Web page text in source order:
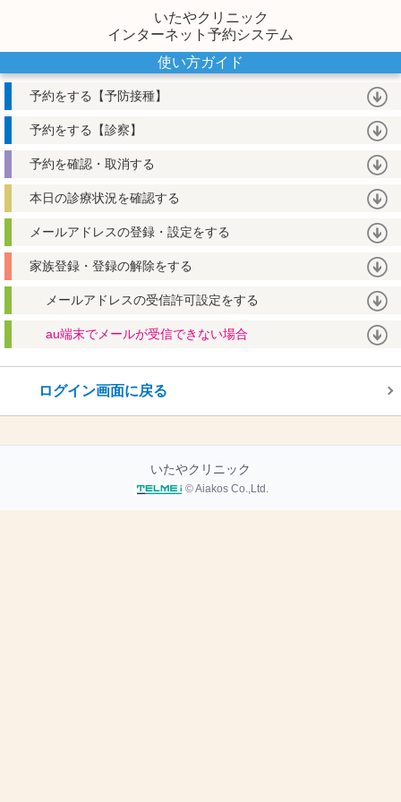
いたやクリニック
インターネット予約システム
使い方ガイド
予約をする【予防接種】
予約をする【診察】
予約を確認・取消する
本日の診療状況を確認する
メールアドレスの登録・設定をする
家族登録・登録の解除をする
メールアドレスの受信許可設定をする
au端末でメールが受信できない場合
ログイン画面に戻る
いたやクリニック
© Aiakos Co.,Ltd.